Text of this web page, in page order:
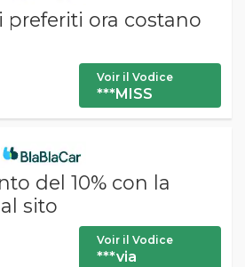
ora costano
Voir il Vodice
***MISS
del 10% con la
sito
Voir il Vodice
***via